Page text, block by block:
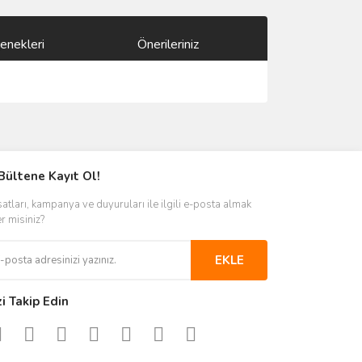
Önerileriniz
Kayıt Ol!
kampanya ve duyuruları ile ilgili e-posta almak
misiniz?
EKLE
Takip Edin